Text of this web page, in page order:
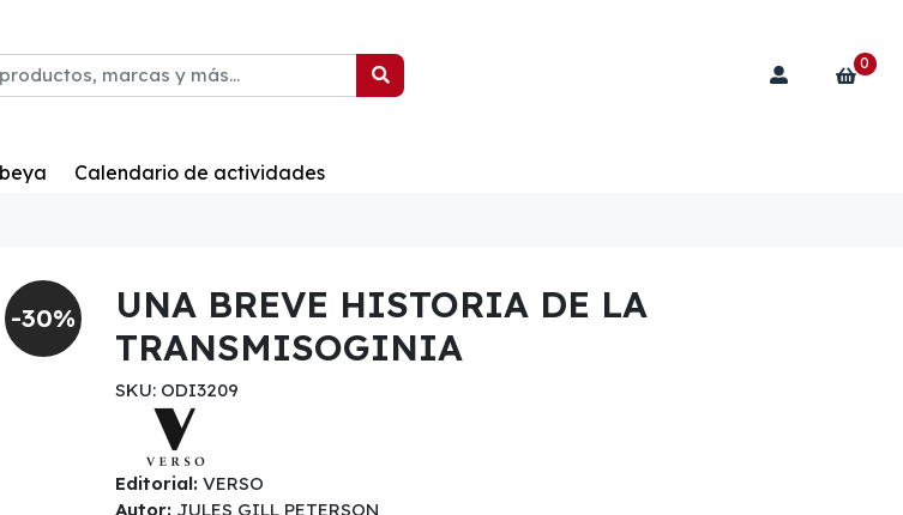
0
Calendario de actividades
-30%
UNA BREVE HISTORIA DE LA
TRANSMISOGINIA
SKU: ODI3209
Editorial: VERSO
Autor: JULES GILL PETERSON